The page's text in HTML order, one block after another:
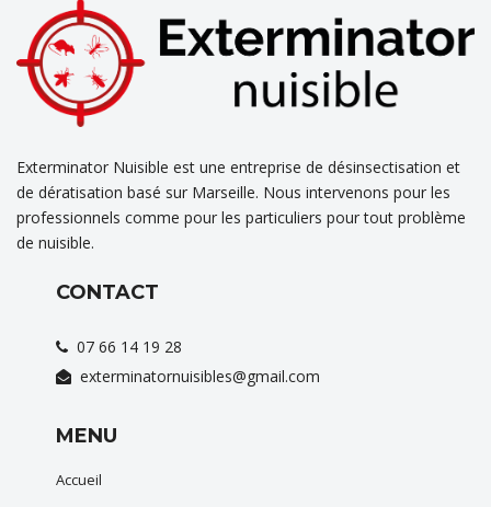
Exterminator Nuisible est une entreprise de désinsectisation et
de dératisation basé sur Marseille. Nous intervenons pour les
professionnels comme pour les particuliers pour tout problème
de nuisible.
CONTACT
07 66 14 19 28
exterminatornuisibles@gmail.com
MENU
Accueil